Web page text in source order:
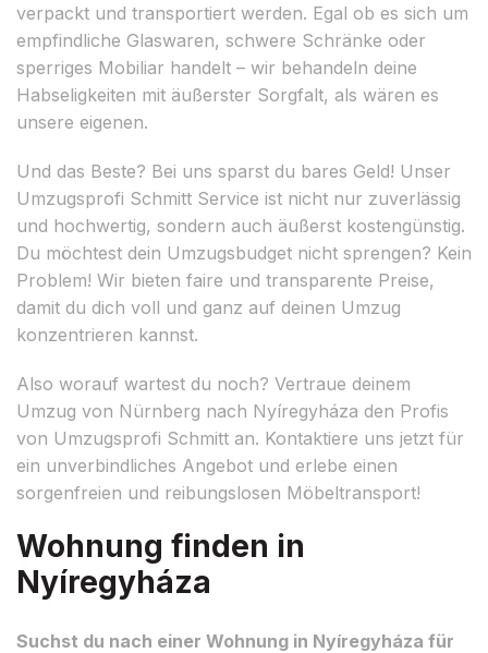
verpackt und transportiert werden. Egal ob es sich um
empfindliche Glaswaren, schwere Schränke oder
sperriges Mobiliar handelt – wir behandeln deine
Habseligkeiten mit äußerster Sorgfalt, als wären es
unsere eigenen.
Und das Beste? Bei uns sparst du bares Geld! Unser
Umzugsprofi Schmitt Service ist nicht nur zuverlässig
und hochwertig, sondern auch äußerst kostengünstig.
Du möchtest dein Umzugsbudget nicht sprengen? Kein
Problem! Wir bieten faire und transparente Preise,
damit du dich voll und ganz auf deinen Umzug
konzentrieren kannst.
Also worauf wartest du noch? Vertraue deinem
Umzug von Nürnberg nach Nyíregyháza den Profis
von Umzugsprofi Schmitt an. Kontaktiere uns jetzt für
ein unverbindliches Angebot und erlebe einen
sorgenfreien und reibungslosen Möbeltransport!
Wohnung finden in
Nyíregyháza
Suchst du nach einer Wohnung in Nyíregyháza für